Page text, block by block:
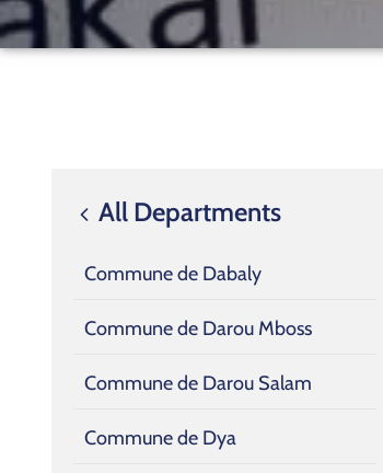
All Departments
Commune de Dabaly
Commune de Darou Mboss
Commune de Darou Salam
Commune de Dya